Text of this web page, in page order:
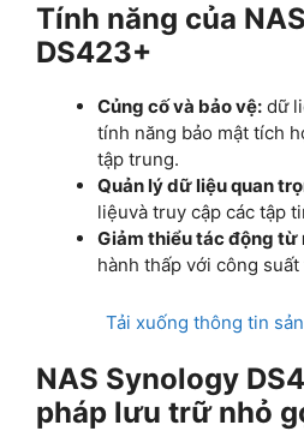
Tính năng của
DS423+
Củng cố và bảo vệ: dữ
tính năng bảo mật tích
tập trung.
Quản lý dữ liệu quan
liệuvà truy cập các tập
Giảm thiểu tác động từ
hành thấp với công
Tải xuống thông tin
NAS Synology
pháp lưu trữ nhỏ